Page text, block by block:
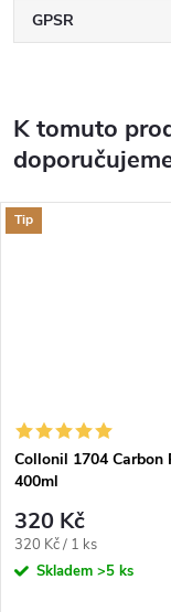
GPSR
K tomuto
Tip
Collonil 1704 Carbon
400ml
320 Kč
Měrná
cena:
320 Kč / 1 ks
Skladem >5 ks